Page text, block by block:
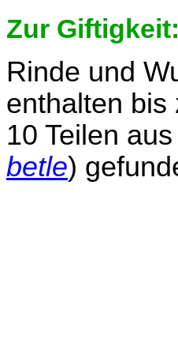
Zur Giftigkeit:
Rinde und
enthalten bis
10 Teilen
betle)